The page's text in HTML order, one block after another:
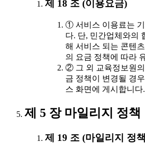
제 18 조 (이용요금)
① 서비스 이용료는
다. 단, 민간업체와의
해 서비스 되는 콘텐
의 요금 정책에 따라
② 그 외 교육정보원
금 정책이 변경될 경
스 화면에 게시합니다.
제 5 장 마일리지 정책
제 19 조 (마일리지 정